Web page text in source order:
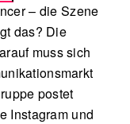
– die Szene
das? Die
muss sich
postet
Instagram und